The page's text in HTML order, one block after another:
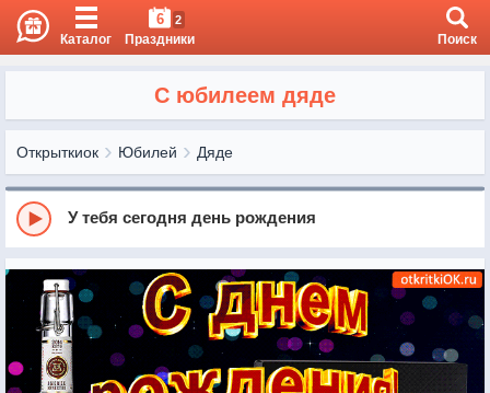
Каталог
6 2
Праздники Поиск
С юбилеем дяде
Открыткиок Юбилей Дяде
У тебя сегодня день рождения